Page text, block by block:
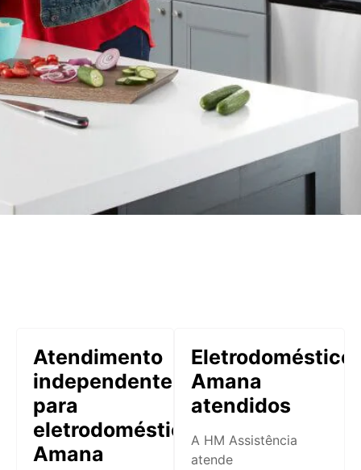
Atendimento
independente
para
eletrodomésticos
Amana
Amana
atendidos
A HM Assistência
atende